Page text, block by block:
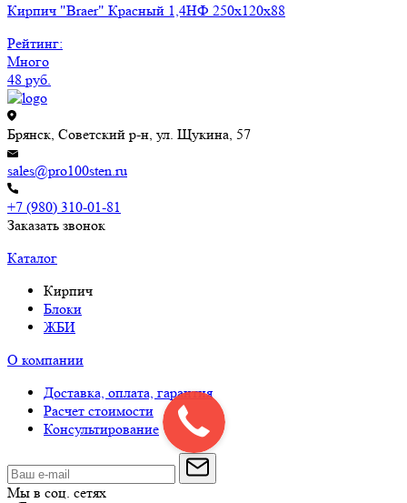
Кирпич "Braer" Красный 1,4НФ 250х120х88
Рейтинг:
Много
48 руб.
Брянск, Советский р-н, ул. Щукина, 57
sales@pro100sten.ru
+7 (980) 310-01-81
Заказать звонок
Каталог
Кирпич
Блоки
ЖБИ
О компании
Доставка, оплата, гарантия
Расчет стоимости
Консультирование
Мы в соц. сетях